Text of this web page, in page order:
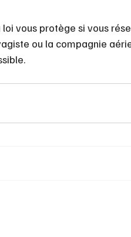
loi vous protège si vous
ou la compagnie